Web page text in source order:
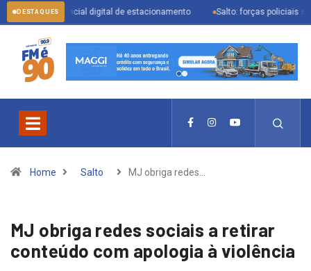
DESTAQUES
credencial digital de estacionamento Salto: forças policiais se
Home Salto MJ obriga redes…
MJ obriga redes sociais a retirar
conteúdo com apologia à violência